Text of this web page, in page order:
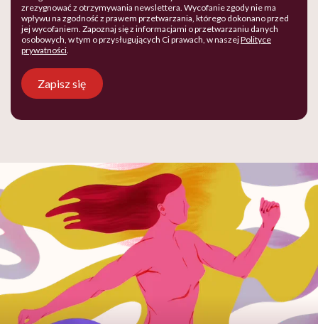
zrezygnować z otrzymywania newslettera. Wycofanie zgody nie ma
wpływu na zgodność z prawem przetwarzania, którego dokonano przed
jej wycofaniem. Zapoznaj się z informacjami o przetwarzaniu danych
osobowych, w tym o przysługujących Ci prawach, w naszejPolityce
prywatności.
Zapisz się